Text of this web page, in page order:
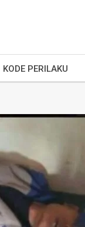
KODE PERILAKU